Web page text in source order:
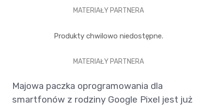
MATERIAŁY PARTNERA
Produkty chwilowo niedostępne.
MATERIAŁY PARTNERA
Majowa paczka oprogramowania dla
smartfonów z rodziny Google Pixel jest już